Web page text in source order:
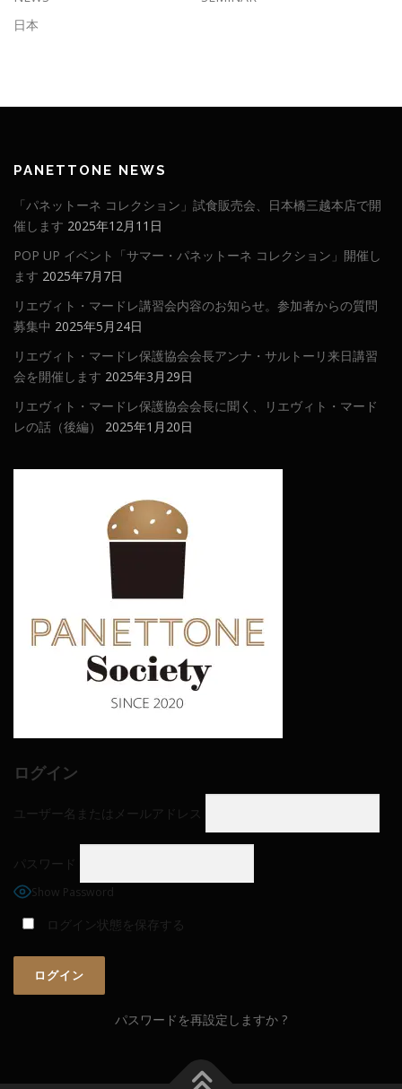
日本
PANETTONE NEWS
「パネットーネ コレクション」試食販売会、日本橋三越本店で開
催します 2025年12月11日
POP UP イベント「サマー・パネットーネ コレクション」開催し
ます 2025年7月7日
リエヴィト・マードレ講習会内容のお知らせ。参加者からの質問
募集中 2025年5月24日
リエヴィト・マードレ保護協会会長アンナ・サルトーリ来日講習
会を開催します 2025年3月29日
リエヴィト・マードレ保護協会会長に聞く、リエヴィト・マード
レの話（後編）
2025年1月20日
ログイン
ユーザー名またはメールアドレス
パスワード
Show Password
ログイン状態を保存する
パスワードを再設定しますか ?